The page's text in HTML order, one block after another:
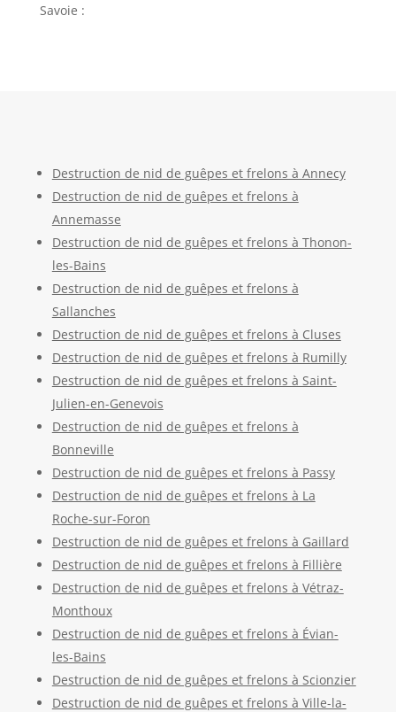
Savoie :
Destruction de nid de guêpes et frelons à Annecy
Destruction de nid de guêpes et frelons à
Annemasse
Destruction de nid de guêpes et frelons à Thonon-
les-Bains
Destruction de nid de guêpes et frelons à
Sallanches
Destruction de nid de guêpes et frelons à Cluses
Destruction de nid de guêpes et frelons à Rumilly
Destruction de nid de guêpes et frelons à Saint-
Julien-en-Genevois
Destruction de nid de guêpes et frelons à
Bonneville
Destruction de nid de guêpes et frelons à Passy
Destruction de nid de guêpes et frelons à La
Roche-sur-Foron
Destruction de nid de guêpes et frelons à Gaillard
Destruction de nid de guêpes et frelons à Fillière
Destruction de nid de guêpes et frelons à Vétraz-
Monthoux
Destruction de nid de guêpes et frelons à Évian-
les-Bains
Destruction de nid de guêpes et frelons à Scionzier
Destruction de nid de guêpes et frelons à Ville-la-